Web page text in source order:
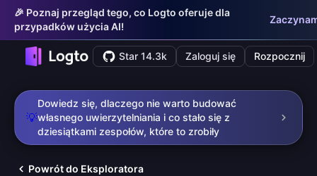
🎉 Poznaj przegląd tego, co Logto oferuje dla
przypadków użycia AI!
Star 14.3k Zaloguj się Rozpocznij
💡
Dowiedz się, dlaczego nie warto budować
własnego uwierzytelniania i co stało się z
dziesiątkami zespołów, które to zrobiły
Powrót do Eksploratora